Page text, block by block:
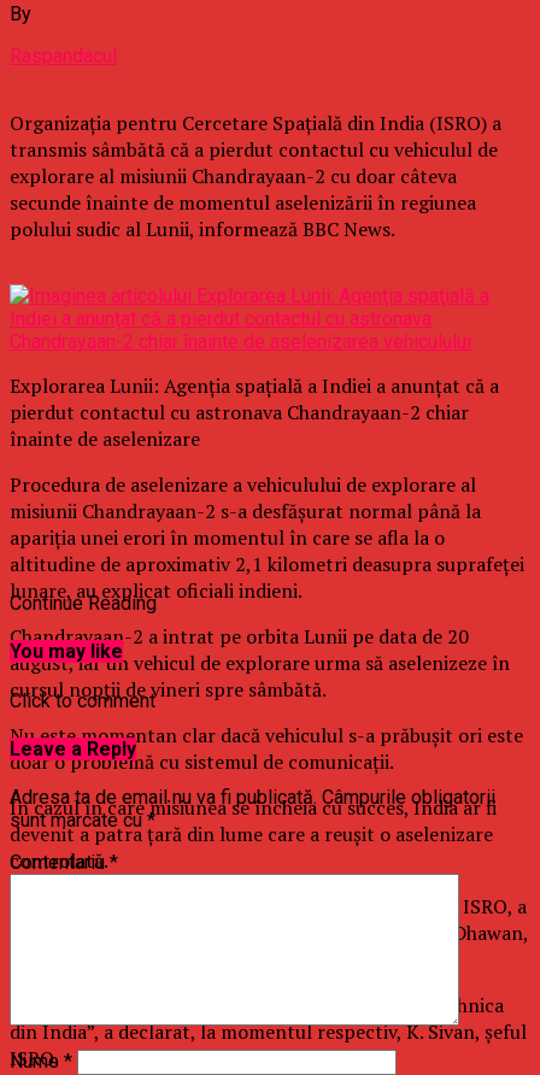
By
Raspandacul
Organizaţia pentru Cercetare Spaţială din India (ISRO) a
transmis sâmbătă că a pierdut contactul cu vehiculul de
explorare al misiunii Chandrayaan-2 cu doar câteva
secunde înainte de momentul aselenizării în regiunea
polului sudic al Lunii, informează BBC News.
Explorarea Lunii: Agenţia spaţială a Indiei a anunţat că a
pierdut contactul cu astronava Chandrayaan-2 chiar
înainte de aselenizare
Procedura de aselenizare a vehiculului de explorare al
misiunii Chandrayaan-2 s-a desfăşurat normal până la
apariţia unei erori în momentul în care se afla la o
altitudine de aproximativ 2,1 kilometri deasupra suprafeţei
lunare, au explicat oficiali indieni.
Chandrayaan-2 a intrat pe orbita Lunii pe data de 20
august, iar un vehicul de explorare urma să aselenizeze în
cursul nopţii de vineri spre sâmbătă.
Nu este momentan clar dacă vehiculul s-a prăbuşit ori este
doar o problemă cu sistemul de comunicaţii.
În cazul în care misiunea se încheia cu succes, India ar fi
devenit a patra ţară din lume care a reuşit o aselenizare
controlată.
Sonda Chandrayaan-2 (Carul Lunii 2), construită de ISRO, a
fost lansată pe 22 iulie de la Centrul Spaţial Satish Dhawan,
„Este o zi istorică pentru spaţiu, pentru ştiinţa şi tehnica
din India”, a declarat, la momentul respectiv, K. Sivan, şeful
ISRO.
Continue Reading
You may like
Click to comment
Leave a Reply
Adresa ta de email nu va fi publicată. Câmpurile obligatorii
sunt marcate cu*
Comentariu*
Nume *